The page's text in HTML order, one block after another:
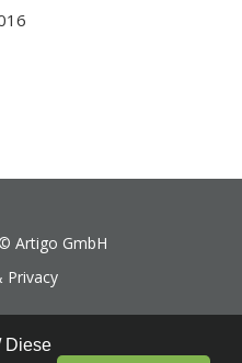
Artigo GmbH
Privacy
Diese